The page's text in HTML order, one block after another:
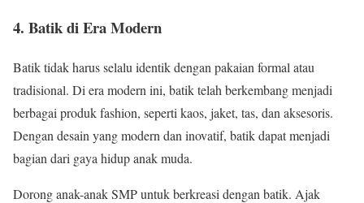
4. Batik di Era Modern
Batik tidak harus selalu identik dengan pakaian formal atau
tradisional. Di era modern ini, batik telah berkembang menjadi
berbagai produk fashion, seperti kaos, jaket, tas, dan aksesoris.
Dengan desain yang modern dan inovatif, batik dapat menjadi
bagian dari gaya hidup anak muda.
Dorong anak-anak SMP untuk berkreasi dengan batik. Ajak